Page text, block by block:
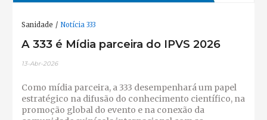
Sanidade Notícia 333
A 333 é Mídia parceira do IPVS 2026
13-Abr-2026
Como mídia parceira, a 333 desempenhará um papel
estratégico na difusão do conhecimento científico, na
promoção global do evento e na conexão da